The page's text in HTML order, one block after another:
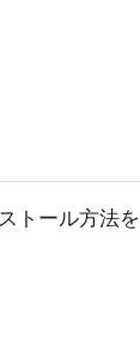
トール方法を